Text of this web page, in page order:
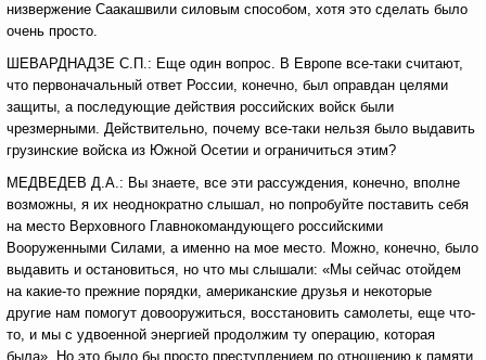
низвержение Саакашвили силовым способом, хотя это сделать было
очень просто.
ШЕВАРДНАДЗЕ С.П.: Еще один вопрос. В Европе все-таки считают,
что первоначальный ответ России, конечно, был оправдан целями
защиты, а последующие действия российских войск были
чрезмерными. Действительно, почему все-таки нельзя было выдавить
грузинские войска из Южной Осетии и ограничиться этим?
МЕДВЕДЕВ Д.А.: Вы знаете, все эти рассуждения, конечно, вполне
возможны, я их неоднократно слышал, но попробуйте поставить себя
на место Верховного Главнокомандующего российскими
Вооруженными Силами, а именно на мое место. Можно, конечно, было
выдавить и остановиться, но что мы слышали: «Мы сейчас отойдем
на какие-то прежние порядки, американские друзья и некоторые
другие нам помогут довооружиться, восстановить самолеты, еще что-
то, и мы с удвоенной энергией продолжим ту операцию, которая
была». Но это было бы просто преступлением по отношению к памяти